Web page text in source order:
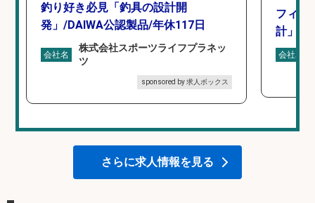
釣り好き必見「釣具の設計開
発」/DAIWA公認製品/年休117日
会社名
株式会社スポーツライフプラネッ
ツ
sponsored by 求人ボックス
フィッ
計」
会社名
さらに求人情報を見る